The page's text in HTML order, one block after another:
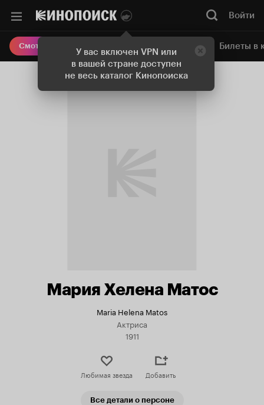
У вас включен VPN или
в вашей стране доступен
не весь каталог Кинопоиска
Войти
Смотреть кино Онлайн-кинотеатр Билеты в
Мария Хелена Матос
Maria Helena Matos
Актриса
1911
Любимая звезда Добавить
Все детали о персоне